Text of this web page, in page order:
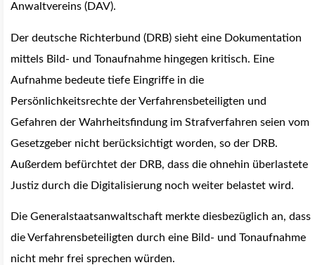
Anwaltvereins (DAV).
Der deutsche Richterbund (DRB) sieht eine Dokumentation
mittels Bild- und Tonaufnahme hingegen kritisch. Eine
Aufnahme bedeute tiefe Eingriffe in die
Persönlichkeitsrechte der Verfahrensbeteiligten und
Gefahren der Wahrheitsfindung im Strafverfahren seien vom
Gesetzgeber nicht berücksichtigt worden, so der DRB.
Außerdem befürchtet der DRB, dass die ohnehin überlastete
Justiz durch die Digitalisierung noch weiter belastet wird.
Die Generalstaatsanwaltschaft merkte diesbezüglich an, dass
die Verfahrensbeteiligten durch eine Bild- und Tonaufnahme
nicht mehr frei sprechen würden.